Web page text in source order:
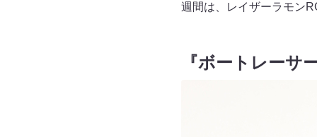
週間は、レイザーラモン
『ボートレーサ